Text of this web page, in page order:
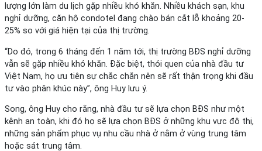
lượng lớn làm du lịch gặp nhiều khó khăn. Nhiều khách sạn, khu
nghỉ dưỡng, căn hộ condotel đang chào bán cắt lỗ khoảng 20-
25% so với giá hiện tại của thị trường.
“Do đó, trong 6 tháng đến 1 năm tới, thị trường BĐS nghỉ dưỡng
vẫn sẽ gặp nhiều khó khăn. Đặc biệt, thói quen của nhà đầu tư
Việt Nam, họ ưu tiên sự chắc chắn nên sẽ rất thận trọng khi đầu
tư vào phân khúc này”, ông Huy lưu ý.
Song, ông Huy cho rằng, nhà đầu tư sẽ lựa chọn BĐS như một
kênh an toàn, khi đó họ sẽ lựa chọn BĐS ở những khu vực đô thị,
những sản phẩm phục vụ nhu cầu nhà ở nằm ở vùng trung tâm
hoặc sát trung tâm.